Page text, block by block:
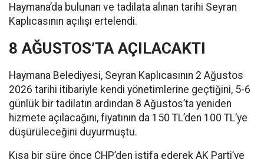
Haymana’da bulunan ve tadilata alınan tarihi Seyran
Kaplıcasının açılışı ertelendi.
8 AĞUSTOS’TA AÇILACAKTI
Haymana Belediyesi, Seyran Kaplıcasının 2 Ağustos
2026 tarihi itibariyle kendi yönetimlerine geçtiğini, 5-6
günlük bir tadilatın ardından 8 Ağustos’ta yeniden
hizmete açılacağını, fiyatının da 150 TL’den 100 TL’ye
düşürüleceğini duyurmuştu.
Kısa bir süre önce CHP’den istifa ederek AK Parti’ye